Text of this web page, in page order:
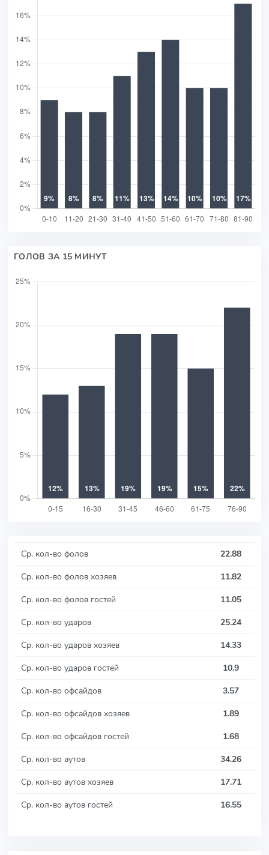
ГОЛОВ ЗА 15 МИНУТ
Ср. кол-во фолов
22.88
Ср. кол-во фолов хозяев
11.82
Ср. кол-во фолов гостей
11.05
Ср. кол-во ударов
25.24
Ср. кол-во ударов хозяев
14.33
Ср. кол-во ударов гостей
10.9
Ср. кол-во офсайдов
3.57
Ср. кол-во офсайдов хозяев
1.89
Ср. кол-во офсайдов гостей
1.68
Ср. кол-во аутов
34.26
Ср. кол-во аутов хозяев
17.71
Ср. кол-во аутов гостей
16.55